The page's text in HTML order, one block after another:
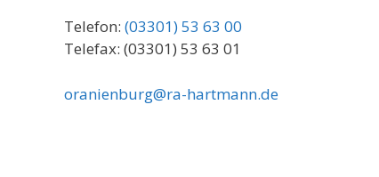
Telefon: (03301) 53 63 00
Telefax: (03301) 53 63 01
oranienburg@ra-hartmann.de